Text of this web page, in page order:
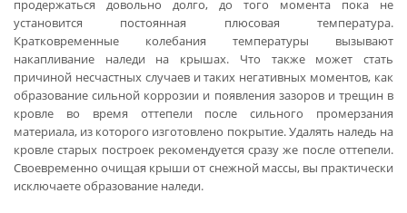
продержаться довольно долго, до того момента пока не
установится постоянная плюсовая температура.
Кратковременные колебания температуры вызывают
накапливание наледи на крышах. Что также может стать
причиной несчастных случаев и таких негативных моментов, как
образование сильной коррозии и появления зазоров и трещин в
кровле во время оттепели после сильного промерзания
материала, из которого изготовлено покрытие. Удалять наледь на
кровле старых построек рекомендуется сразу же после оттепели.
Своевременно очищая крыши от снежной массы, вы практически
исключаете образование наледи.